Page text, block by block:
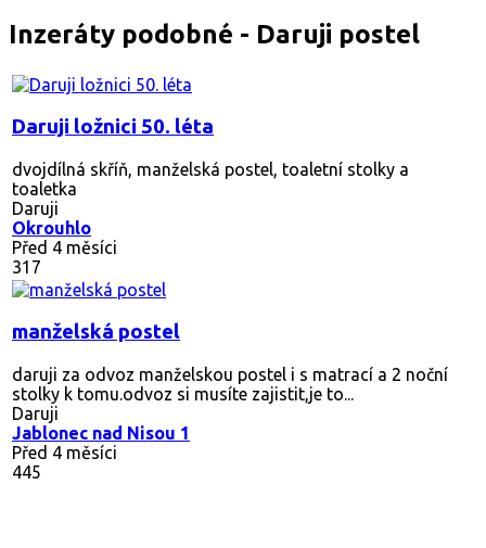
Inzeráty podobné - Daruji postel
Daruji ložnici 50. léta
dvojdílná skříň, manželská postel, toaletní stolky a
toaletka
Daruji
Okrouhlo
Před 4 měsíci
317
manželská postel
daruji za odvoz manželskou postel i s matrací a 2 noční
stolky k tomu.odvoz si musíte zajistit,je to...
Daruji
Jablonec nad Nisou 1
Před 4 měsíci
445